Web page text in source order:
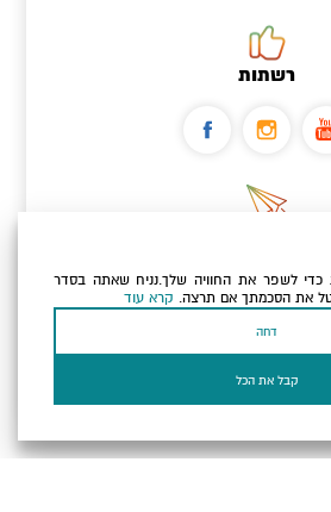
רשתות
ומסכים/הלמדיניות הפרטיות ולמדיניות
לשפר את החוויה שלך.נניח שאתה בסדר
את הסכמתך אם תרצה. קרא עוד
דחה
קבל את הכל